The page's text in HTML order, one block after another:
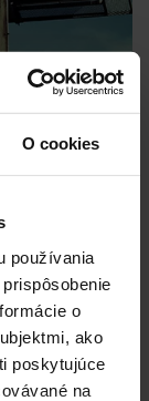
O cookies
používania
o
ako
poskytujúce
na